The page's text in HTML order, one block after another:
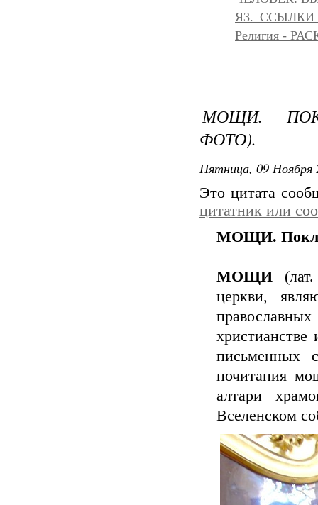
Религия -
МОЩИ.
ФОТО).
Пятница, 09 Ноября
Это цитата
цитатник или
МОЩИ.
МОЩИ
церкви,
письменных
почитания
алтари
Вселенском